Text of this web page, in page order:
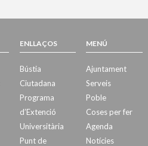
ENLLAÇOS
Bústia
Ciutadana
Programa
d’Extenció
Universitària
Punt de
MENÚ
Ajuntament
Serveis
Poble
Coses per fer
Agenda
Notícies